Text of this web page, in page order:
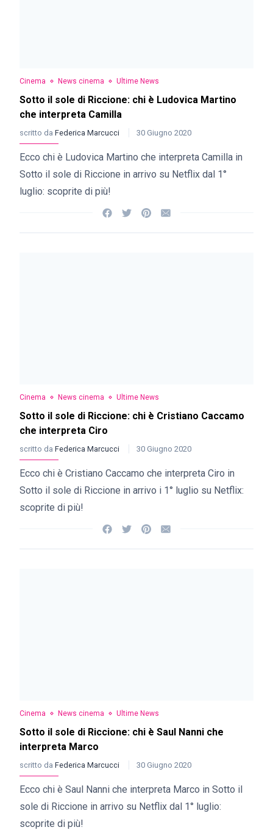
Cinema News cinema Ultime News
Sotto il sole di Riccione: chi è Ludovica Martino
che interpreta Camilla
scritto da Federica Marcucci 30 Giugno 2020
Ecco chi è Ludovica Martino che interpreta Camilla in
Sotto il sole di Riccione in arrivo su Netflix dal 1°
luglio: scoprite di più!
Cinema News cinema Ultime News
Sotto il sole di Riccione: chi è Cristiano Caccamo
che interpreta Ciro
scritto da Federica Marcucci 30 Giugno 2020
Ecco chi è Cristiano Caccamo che interpreta Ciro in
Sotto il sole di Riccione in arrivo i 1° luglio su Netflix:
scoprite di più!
Cinema News cinema Ultime News
Sotto il sole di Riccione: chi è Saul Nanni che
interpreta Marco
scritto da Federica Marcucci 30 Giugno 2020
Ecco chi è Saul Nanni che interpreta Marco in Sotto il
sole di Riccione in arrivo su Netflix dal 1° luglio:
scoprite di più!